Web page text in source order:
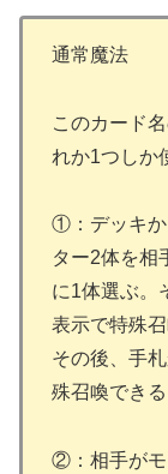
通常魔法
このカード
れか1つしか
①：デッキか
ター2体を相
に1体選ぶ。
表示で特殊
その後、手
殊召喚できる
②：相手がモ